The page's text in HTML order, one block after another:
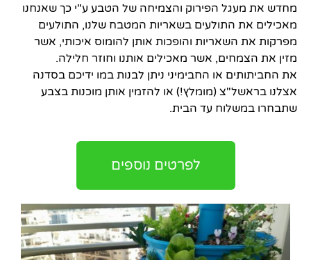
מחדש את מעגל הפירוק והצמיחה של הטבע ע"י כך שאנחנו
מאכילים את התולעים בשאריות המטבח שלנו, התולעים
מפרקות את השאריות והופכות אותן להומוס איכותי, אשר
מזין את הצמחים, אשר מאכילים אותנו וחוזר חלילה.
את החביתותים או החבימיני ניתן לבנות במו ידיכם בסדנה
אצלנו בראשל"צ (מומלץ!) או להזמין אותן מוכנות בצבע
שתבחרו במשלוח עד הבית.
לפרטים נוספים